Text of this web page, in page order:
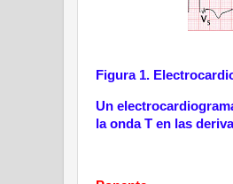
Figura 1.
Un
la onda T en las